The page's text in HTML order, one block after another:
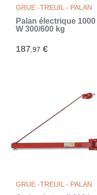
GRUE -TREUIL - PALAN
Palan électrique 1000
W 300/600 kg
187,97 €
GRUE -TREUIL - PALAN